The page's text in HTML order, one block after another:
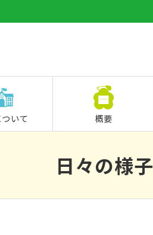
いて 概要
日々の様子